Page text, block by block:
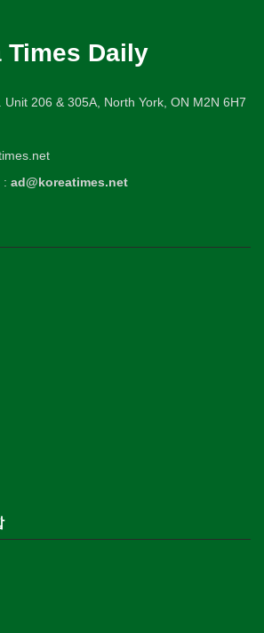
Service
Dance
Arrangement
Organization
Canada
Times Daily
Unit 206 & 305A, North York, ON M2N 6H7
: ad@koreatimes.net